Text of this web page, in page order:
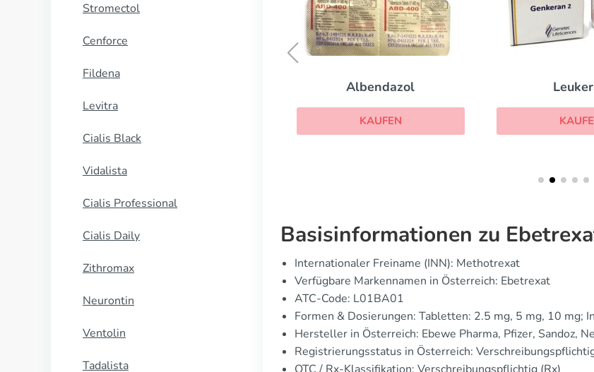
Stromectol
Cenforce
Fildena
Levitra
Cialis Black
Vidalista
Cialis Professional
Cialis Daily
Zithromax
Neurontin
Ventolin
Tadalista
Leukeran
KAUFEN
Basisinformationen zu
Internationaler Freiname (INN): Methotrexat
Verfügbare Markennamen in Österreich: Ebetrexat
ATC-Code: L01BA01
Formen & Dosierungen: Tabletten: 2.5 mg, 5 mg, 10 mg;
Hersteller in Österreich: Ebewe Pharma, Pfizer, Sandoz,
Registrierungsstatus in Österreich: